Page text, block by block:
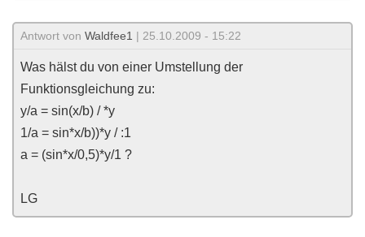
Antwort von Waldfee1 | 25.10.2009 - 15:22
Was hälst du von einer Umstellung der
Funktionsgleichung zu:
y/a = sin(x/b) / *y
1/a = sin*x/b))*y / :1
a = (sin*x/0,5)*y/1 ?
LG